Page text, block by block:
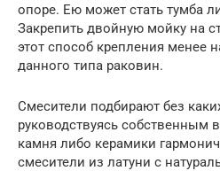
опоре. Ею может стать тумба
Закрепить двойную мойку на
этот способ крепления менее
данного типа раковин.
Смесители подбирают без
руководствуясь собственным
камня либо керамики
смесители из латуни с